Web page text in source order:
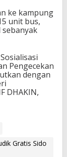
ke kampung
unit bus,
sebanyak
Pengecekan
dengan
DHAKIN,
Gratis Sido